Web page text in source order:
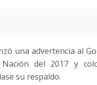
una advertencia al
del 2017 y
su respaldo.